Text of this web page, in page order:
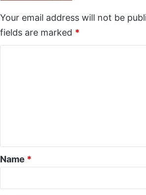
Your email address will not be
fields are marked *
*
Name *